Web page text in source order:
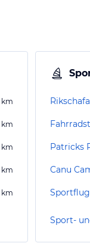
km
km
km
km
km
Patricks
Canu